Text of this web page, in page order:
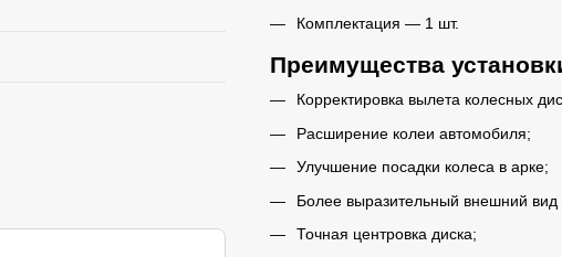
Комплектация — 1 шт.
Преимущества
Корректировка вылета колесных
Расширение колеи автомобиля;
Улучшение посадки колеса в арке;
Более выразительный внешний вид
Точная центровка диска;